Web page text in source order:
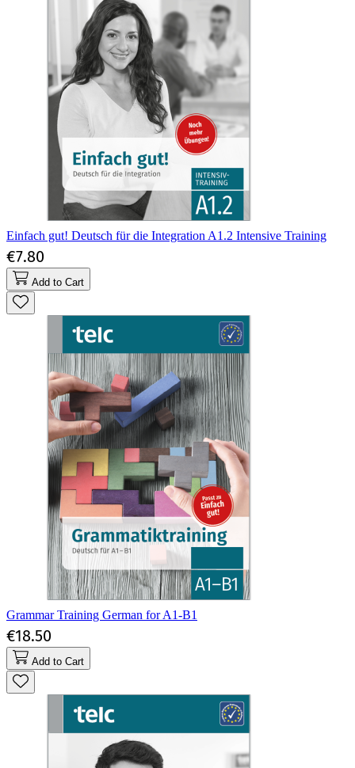
Einfach gut! Deutsch für die Integration A1.2 Intensive Training
€7.80
Add to Cart
Grammar Training German for A1-B1
€18.50
Add to Cart